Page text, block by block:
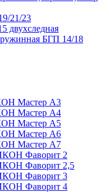
21/23
двухследная
БГП 14/18
Мастер А3
Мастер А4
Мастер А5
Мастер А6
Мастер А7
Фаворит 2
Фаворит 2,5
Фаворит 3
Фаворит 4